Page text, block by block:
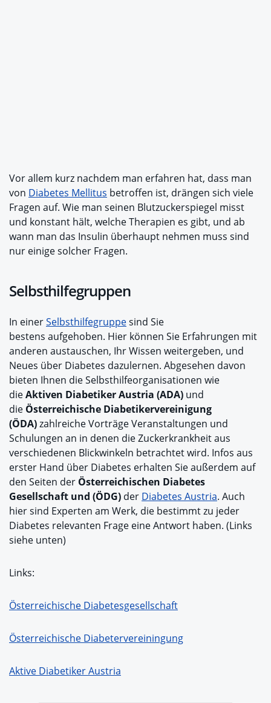
Vor allem kurz nachdem man erfahren hat, dass man
von Diabetes Mellitus betroffen ist, drängen sich viele
Fragen auf. Wie man seinen Blutzuckerspiegel misst
und konstant hält, welche Therapien es gibt, und ab
wann man das Insulin überhaupt nehmen muss sind
nur einige solcher Fragen.
Selbsthilfegruppen
In einerSelbsthilfegruppesind Sie
bestens aufgehoben. Hier können Sie Erfahrungen mit
anderen austauschen, Ihr Wissen weitergeben, und
Neues über Diabetes dazulernen. Abgesehen davon
bieten Ihnen die Selbsthilfeorganisationen wie
dieAktiven Diabetiker Austria (ADA) und
die Österreichische Diabetikervereinigung
(ÖDA)zahlreiche Vorträge Veranstaltungen und
Schulungen an in denen die Zuckerkrankheit aus
verschiedenen Blickwinkeln betrachtet wird. Infos aus
erster Hand über Diabetes erhalten Sie außerdem auf
den Seiten der Österreichischen Diabetes
Gesellschaft und (ÖDG) der Diabetes Austria. Auch
hier sind Experten am Werk, die bestimmt zu jeder
Diabetes relevanten Frage eine Antwort haben. (Links
siehe unten)
Links:
Österreichische Diabetesgesellschaft
Österreichische Diabetervereiningung
Aktive Diabetiker Austria